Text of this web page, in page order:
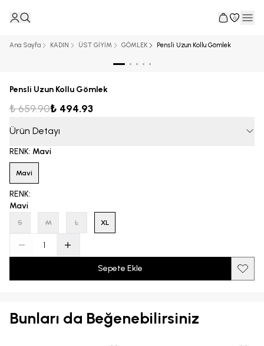
0
Ana Sayfa KADIN ÜST GİYİM GÖMLEK Pensli Uzun Kollu Gömlek
Pensli Uzun Kollu Gömlek
₺ 659.90₺ 494.93
Ürün Detayı
RENK: Mavi
Mavi
RENK:
Mavi
S M L XL
Sepete Ekle
Bunları da Beğenebilirsiniz